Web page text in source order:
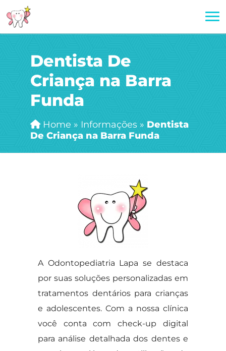
Dentista De
Criança na Barra
Funda
Home » Informações » Dentista
De Criança na Barra Funda
A Odontopediatria Lapa se destaca
por suas soluções personalizadas em
tratamentos dentários para crianças
e adolescentes. Com a nossa clínica
você conta com check-up digital
para análise detalhada dos dentes e